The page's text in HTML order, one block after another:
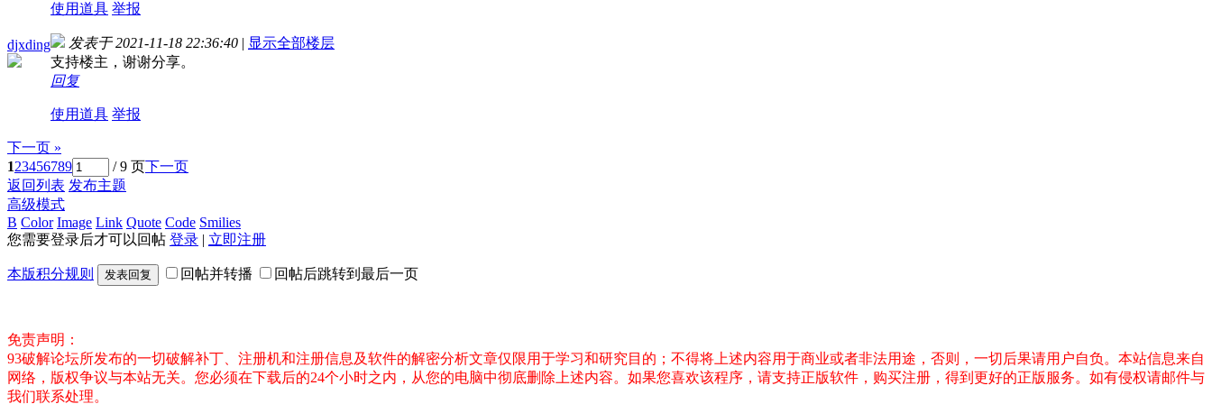
使用道具 举报
djxding 发表于 2021-11-18 22:36:40 | 显示全部楼层
支持楼主，谢谢分享。
回复
使用道具 举报
下一页 »
123456789 / 9 页下一页
返回列表 发布主题
高级模式
B Color Image Link Quote Code Smilies
您需要登录后才可以回帖 登录 | 立即注册
本版积分规则 发表回复 回帖并转播 回帖后跳转到最后一页
免责声明：
93破解论坛所发布的一切破解补丁、注册机和注册信息及软件的解密分析文章仅限用于学习和研究目的；不得将上述内容用于商业或者非法用途，否则，一切后果请用户自负。本站信息来自
网络，版权争议与本站无关。您必须在下载后的24个小时之内，从您的电脑中彻底删除上述内容。如果您喜欢该程序，请支持正版软件，购买注册，得到更好的正版服务。如有侵权请邮件与
我们联系处理。